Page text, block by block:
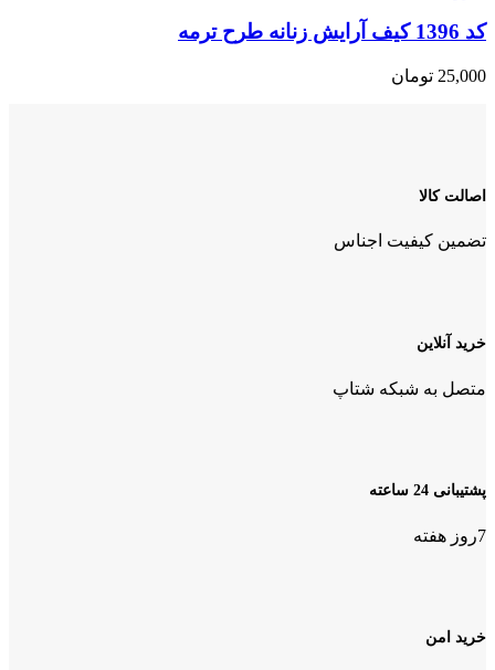
کد 1396 کیف آرایش زنانه طرح ترمه
25,000 تومان
اصالت کالا
تضمین کیفیت اجناس
خرید آنلاین
متصل به شبکه شتاپ
پشتیبانی 24 ساعته
7روز هفته
خرید امن